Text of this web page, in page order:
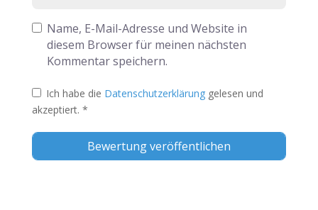
Name, E-Mail-Adresse und Website in
diesem Browser für meinen nächsten
Kommentar speichern.
Ich habe die Datenschutzerklärung gelesen und
akzeptiert. *